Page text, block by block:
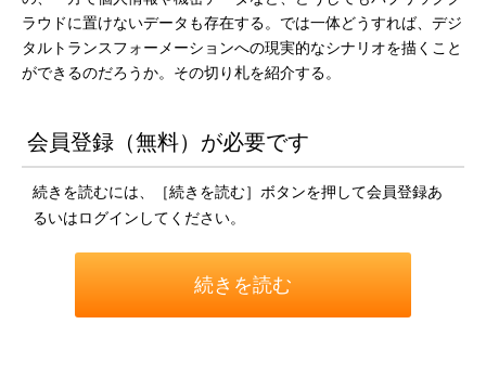
ラウドに置けないデータも存在する。では一体どうすれば、デジ
タルトランスフォーメーションへの現実的なシナリオを描くこと
ができるのだろうか。その切り札を紹介する。
会員登録（無料）が必要です
続きを読むには、［続きを読む］ボタンを押して会員登録あ
るいはログインしてください。
続きを読む